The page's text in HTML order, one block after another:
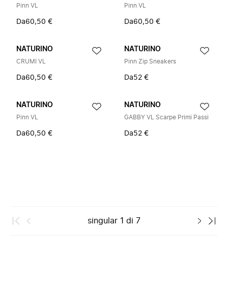
Pinn VL
Da60,50 €
Pinn VL
Da60,50 €
NATURINO
CRUMI VL
Da60,50 €
NATURINO
Pinn Zip Sneakers
Da52 €
NATURINO
Pinn VL
Da60,50 €
NATURINO
GABBY VL Scarpe Primi Passi
Da52 €
singular 1 di 7